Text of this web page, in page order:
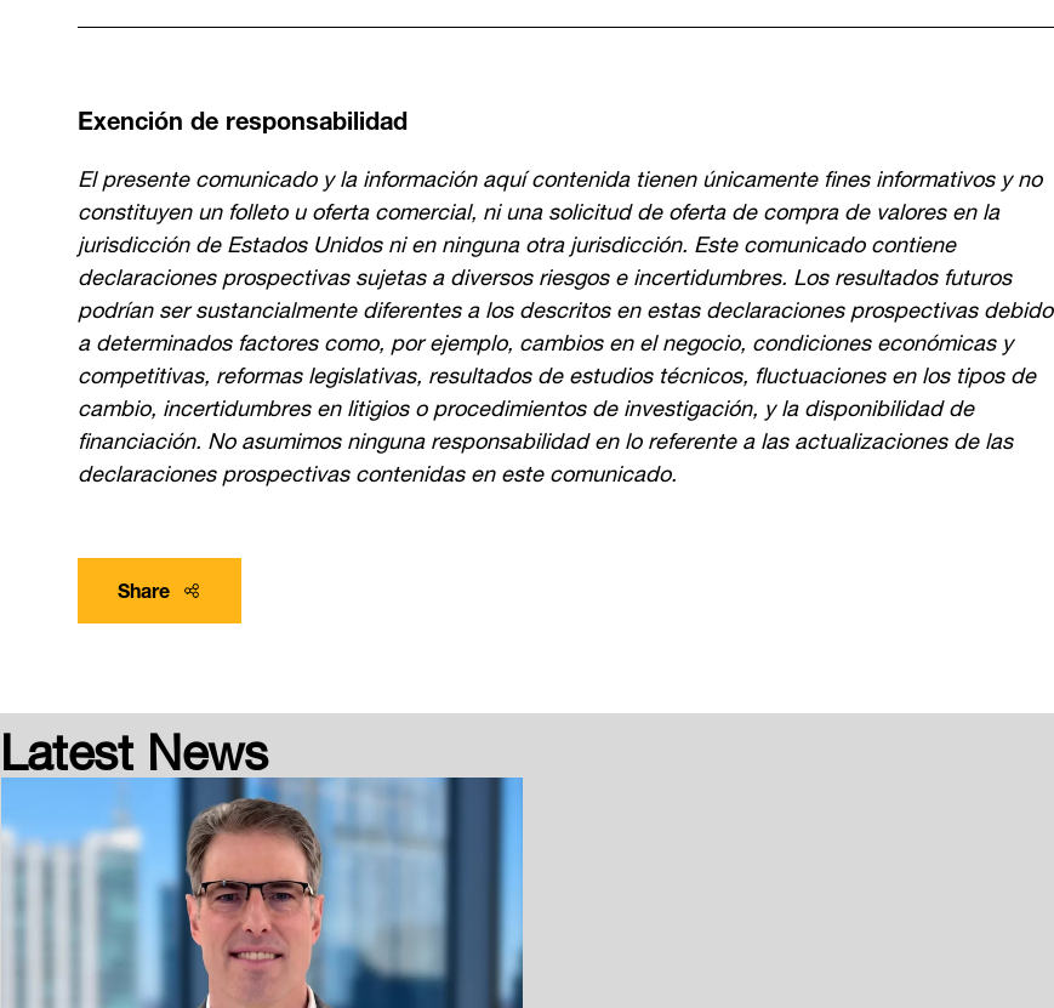
Exención de responsabilidad
El presente comunicado y la información aquí contenida tienen únicamente fines informativos y no
constituyen un folleto u oferta comercial, ni una solicitud de oferta de compra de valores en la
jurisdicción de Estados Unidos ni en ninguna otra jurisdicción. Este comunicado contiene
declaraciones prospectivas sujetas a diversos riesgos e incertidumbres. Los resultados futuros
podrían ser sustancialmente diferentes a los descritos en estas declaraciones prospectivas debido
a determinados factores como, por ejemplo, cambios en el negocio, condiciones económicas y
competitivas, reformas legislativas, resultados de estudios técnicos, fluctuaciones en los tipos de
cambio, incertidumbres en litigios o procedimientos de investigación, y la disponibilidad de
financiación. No asumimos ninguna responsabilidad en lo referente a las actualizaciones de las
declaraciones prospectivas contenidas en este comunicado.
Share
Latest News